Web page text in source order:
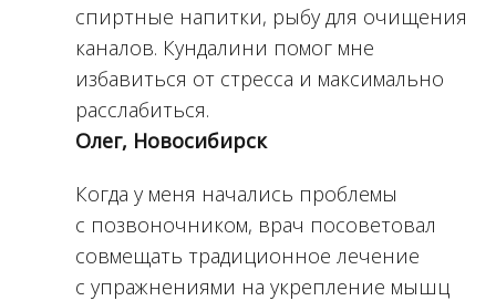
спиртные напитки, рыбу для очищения
каналов. Кундалини помог мне
избавиться от стресса и максимально
расслабиться.
Олег, Новосибирск
Когда у меня начались проблемы
с позвоночником, врач посоветовал
совмещать традиционное лечение
с упражнениями на укрепление мышц